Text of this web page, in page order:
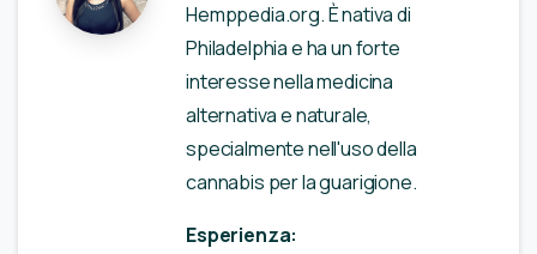
Hemppedia.org. È nativa di
Philadelphia e ha un forte
interesse nella medicina
alternativa e naturale,
specialmente nell'uso della
cannabis per la guarigione.
Esperienza: